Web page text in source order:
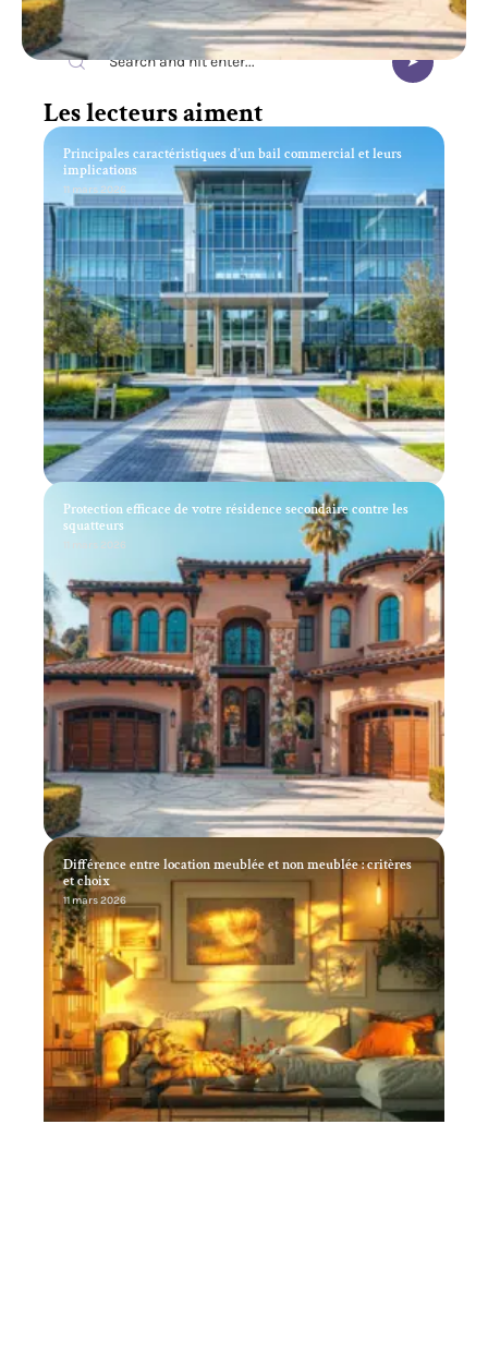
Recherche
Les lecteurs aiment
Principales caractéristiques d’un bail commercial et leurs
implications
11 mars 2026
Protection efficace de votre résidence secondaire contre les
squatteurs
11 mars 2026
Différence entre location meublée et non meublée : critères
et choix
11 mars 2026